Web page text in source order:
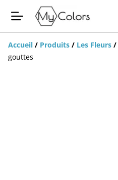
Accueil / Produits / Les Fleurs /
gouttes